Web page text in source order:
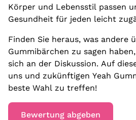
Körper und Lebensstil passen
Gesundheit für jeden leicht
Finden Sie heraus, was andere
Gummibärchen zu sagen
sich an der Diskussion. Auf
uns und zukünftigen Yeah
beste Wahl zu treffen!
Bewertung abgeben
Italiano
Nederlands